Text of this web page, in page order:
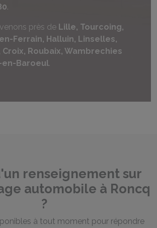
.
près de Lille, Tourcoing,
Ferrain, Halluin, Linselles,
Croix, Roubaix, Wambrechies
Baroeul.
renseignement sur
automobile à Roncq
?
à tout moment pour répondre